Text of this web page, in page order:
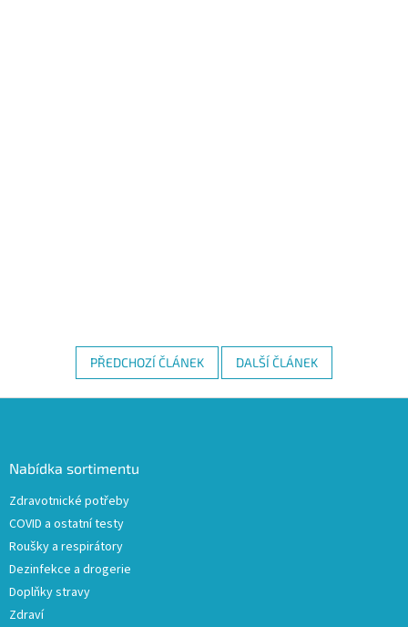
PŘEDCHOZÍ ČLÁNEK DALŠÍ ČLÁNEK
Nabídka sortimentu
Zdravotnické potřeby
COVID a ostatní testy
Roušky a respirátory
Dezinfekce a drogerie
Doplňky stravy
Zdraví